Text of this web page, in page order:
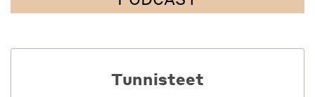
Tunnisteet